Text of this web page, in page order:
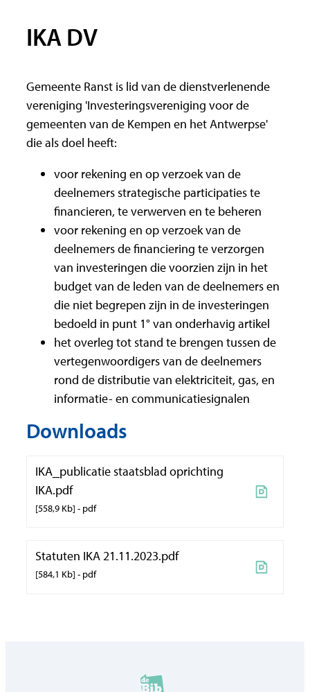
IKA DV
Gemeente Ranst is lid van de dienstverlenende
vereniging 'Investeringsvereniging voor de
gemeenten van de Kempen en het Antwerpse'
die als doel heeft:
voor rekening en op verzoek van de
deelnemers strategische participaties te
financieren, te verwerven en te beheren
voor rekening en op verzoek van de
deelnemers de financiering te verzorgen
van investeringen die voorzien zijn in het
budget van de leden van de deelnemers en
die niet begrepen zijn in de investeringen
bedoeld in punt 1° van onderhavig artikel
het overleg tot stand te brengen tussen de
vertegenwoordigers van de deelnemers
rond de distributie van elektriciteit, gas, en
informatie- en communicatiesignalen
Downloads
IKA_publicatie staatsblad oprichting
IKA.pdf
558,9 Kb pdf
Statuten IKA 21.11.2023.pdf
584,1 Kb pdf